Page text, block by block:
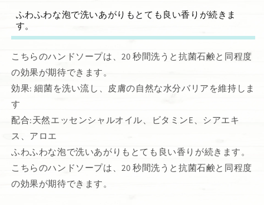
ふわふわな泡で洗いあがりもとても良い香りが続きま
す。
こちらのハンドソープは、20 秒間洗うと抗菌石鹸と同程度
の効果が期待できます。
効果: 細菌を洗い流し、皮膚の自然な水分バリアを維持しま
す
配合:天然エッセンシャルオイル、ビタミンE、シアエキ
ス、アロエ
ふわふわな泡で洗いあがりもとても良い香りが続きます。
こちらのハンドソープは、20 秒間洗うと抗菌石鹸と同程度
の効果が期待できます。